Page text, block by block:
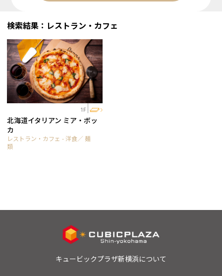
検索結果：レストラン・カフェ
1F
北海道イタリアン ミア・ボッ
カ
レストラン・カフェ - 洋食／ 麺
類
キュービックプラザ新横浜について